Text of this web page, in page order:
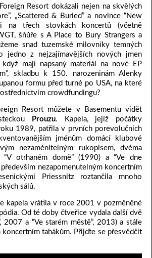
Resort dokázali nejen na skvělých
„Scattered & Buried” a novince “New
i na třech stovkách koncertů (včetně
šňůře s A Place to Bury Strangers a
snad tuzemské milovníky temných
jedno z nejzajímavějších nových jmen
když mají napsaný materiál na nové EP
skladbu k 150. narozeninám Alenky
formu před turné po USA, na které
crowdfundingu?
Resort můžete v Basementu vidět
Prouzu. Kapela, jejíž počátky
1989, patřila v prvních porevolučních
jménům domácí klubové
nezaměnitelným rukopisem, dvěma
otrhaném domě” (1990) a “Ve dne
nezapomenutelným koncertním
Priessnitz roztančila mnoho
sálů.
kapela vrátila v roce 2001 v pozměněné
Od té doby čtveřice vydala další dvě
2007 a “Ve starém městě”, 2013) a stále
tahákům. Přijďte se přesvědčit